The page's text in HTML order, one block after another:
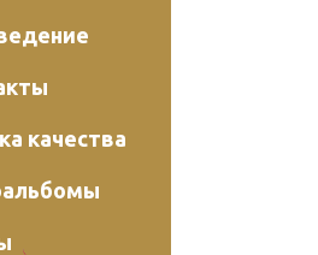
качества